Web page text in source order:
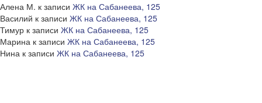
Алена М. к записи ЖК на Сабанеева, 125
Василий к записи ЖК на Сабанеева, 125
Тимур к записи ЖК на Сабанеева, 125
Марина к записи ЖК на Сабанеева, 125
Нина к записи ЖК на Сабанеева, 125